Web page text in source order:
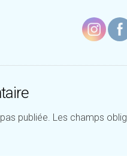
publiée. Les champs